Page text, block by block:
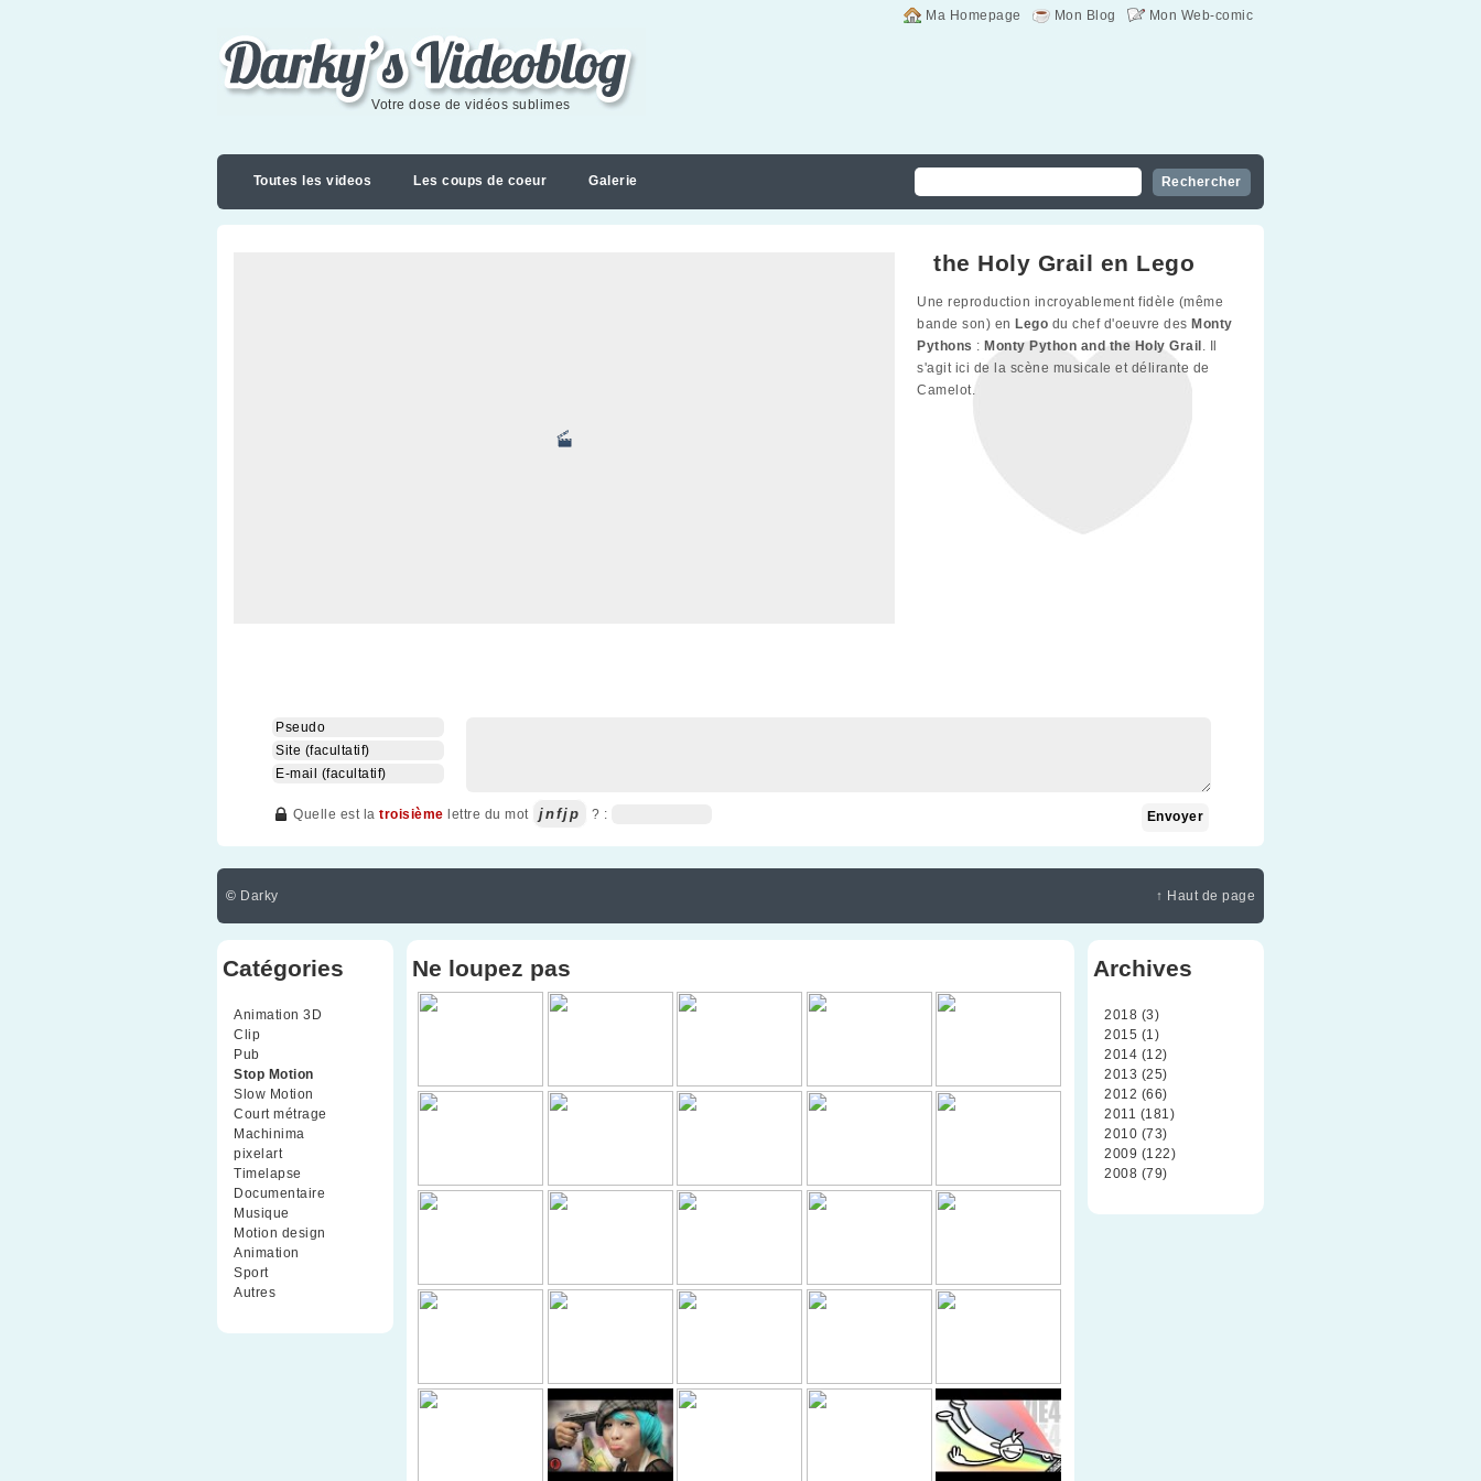
Mon Web-comic
Mon Blog
Ma Homepage
Darky's videoblog
Votre dose de vidéos sublimes
Toutes les videos Les coups de coeur Galerie
the Holy Grail en Lego
Une reproduction incroyablement fidèle (même
bande son) en Lego du chef d'oeuvre des Monty
Pythons : Monty Python and the Holy Grail . Il
s'agit ici de la scène musicale et délirante de
Camelot.
Quelle est la troisième lettre du mot jnfjp ? :
© Darky ↑ Haut de page
Catégories
Animation 3D
Clip
Pub
Stop Motion
Slow Motion
Court métrage
Machinima
pixelart(10)
Timelapse
Documentaire
Musique
Motion design
Animation
Sport(2)
Autres
Ne loupez pas Archives
2018 (3)
2015 (1)
2014 (12)
2013 (25)
2012 (66)
2011 (181)
2010 (73)
2009 (122)
2008 (79)